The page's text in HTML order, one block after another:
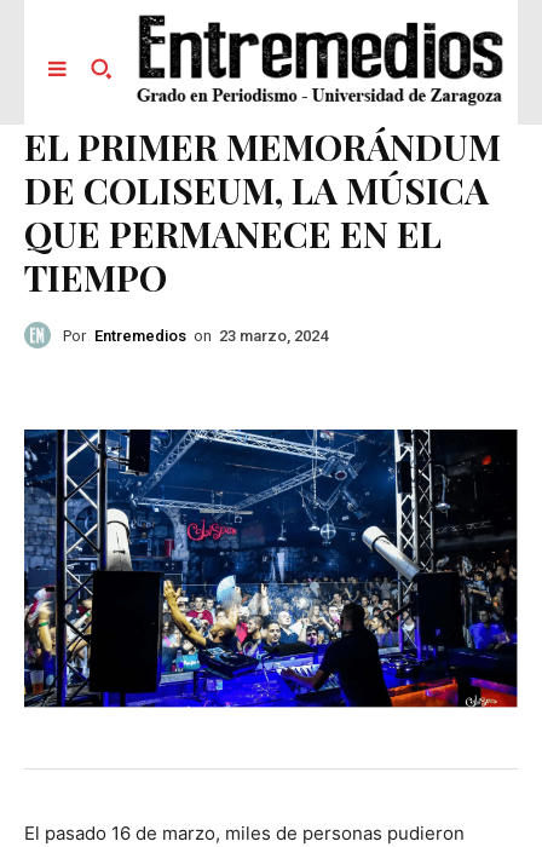
EL PRIMER MEMORÁNDUM
DE COLISEUM, LA MÚSICA
QUE PERMANECE EN EL
TIEMPO
Por Entremedios on 23 marzo, 2024
El pasado 16 de marzo, miles de personas pudieron